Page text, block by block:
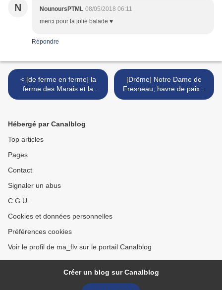
N NounoursPTML 08/05/2018 06:11
merci pour la jolie balade ♥
Répondre
< [de ferme en ferme] la
ferme des Marais et la
ferme des Routes
[Drôme] Notre Dame de
Fresneau, havre de paix...
>
Hébergé par Canalblog
Top articles
Pages
Contact
Signaler un abus
C.G.U.
Cookies et données personnelles
Préférences cookies
Voir le profil de ma_flv sur le portail Canalblog
Créer un blog sur Canalblog